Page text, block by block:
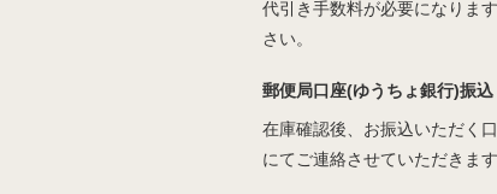
代引き手数料が必要になりま
さい。
郵便局口座(ゆうちょ銀行)振込
在庫確認後、お振込いただく
にてご連絡させていただきます